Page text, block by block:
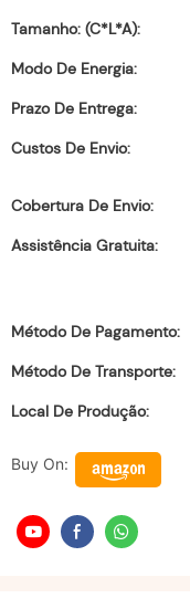
Tamanho: (C*L*A):
Modo De Energia:
Prazo De Entrega:
Custos De Envio:
Cobertura De Envio:
Assistência Gratuita:
Método De Pagamento:
Método De Transporte:
Local De Produção:
Buy On: